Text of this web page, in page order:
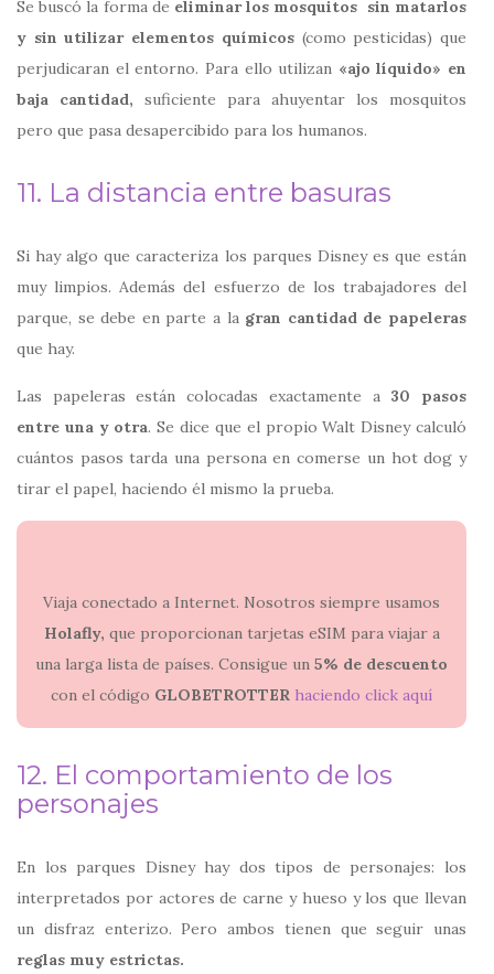
Se buscó la forma de eliminar los mosquitos sin matarlos
y sin utilizar elementos químicos(como pesticidas) que
perjudicaran el entorno. Para ello utilizan «ajo líquido» en
baja cantidad, suficiente para ahuyentar los mosquitos
pero que pasa desapercibido para los humanos.
11. La distancia entre basuras
Si hay algo que caracteriza los parques Disney es que están
muy limpios. Además del esfuerzo de los trabajadores del
parque, se debe en parte a lagran cantidad de papeleras
que hay.
Las papeleras están colocadas exactamente a 30 pasos
entre una y otra. Se dice que el propio Walt Disney calculó
cuántos pasos tarda una persona en comerse un hot dog y
tirar el papel, haciendo él mismo la prueba.
Viaja conectado a Internet. Nosotros siempre usamos
Holafly, que proporcionan tarjetas eSIM para viajar a
una larga lista de países. Consigue un 5% de descuento
con el código GLOBETROTTER haciendo click aquí
12. El comportamiento de los
personajes
En los parques Disney hay dos tipos de personajes: los
interpretados por actores de carne y hueso y los que llevan
un disfraz enterizo. Pero ambos tienen que seguir unas
reglas muy estrictas.